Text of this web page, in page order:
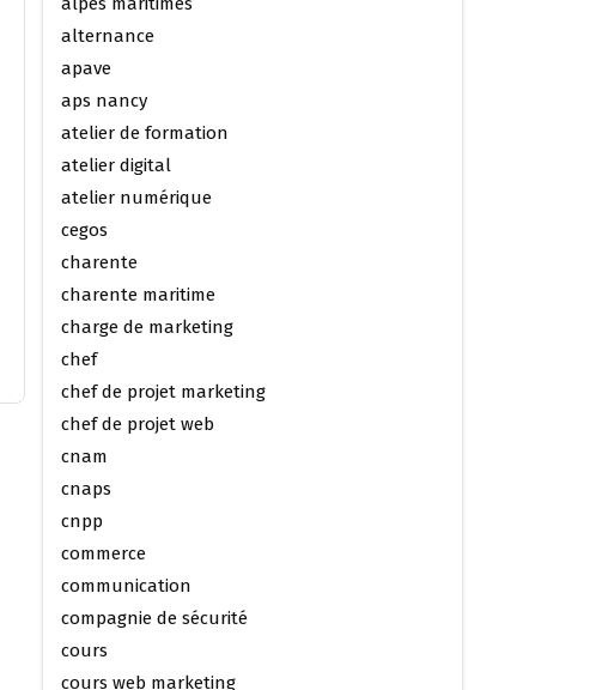
alternance
apave
aps nancy
atelier de formation
atelier digital
atelier numérique
cegos
charente
charente maritime
charge de marketing
chef
chef de projet marketing
chef de projet web
cnam
cnaps
cnpp
commerce
communication
compagnie de sécurité
cours
cours web marketing